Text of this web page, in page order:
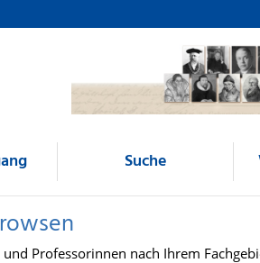
Suche
Professorinnen nach Ihrem